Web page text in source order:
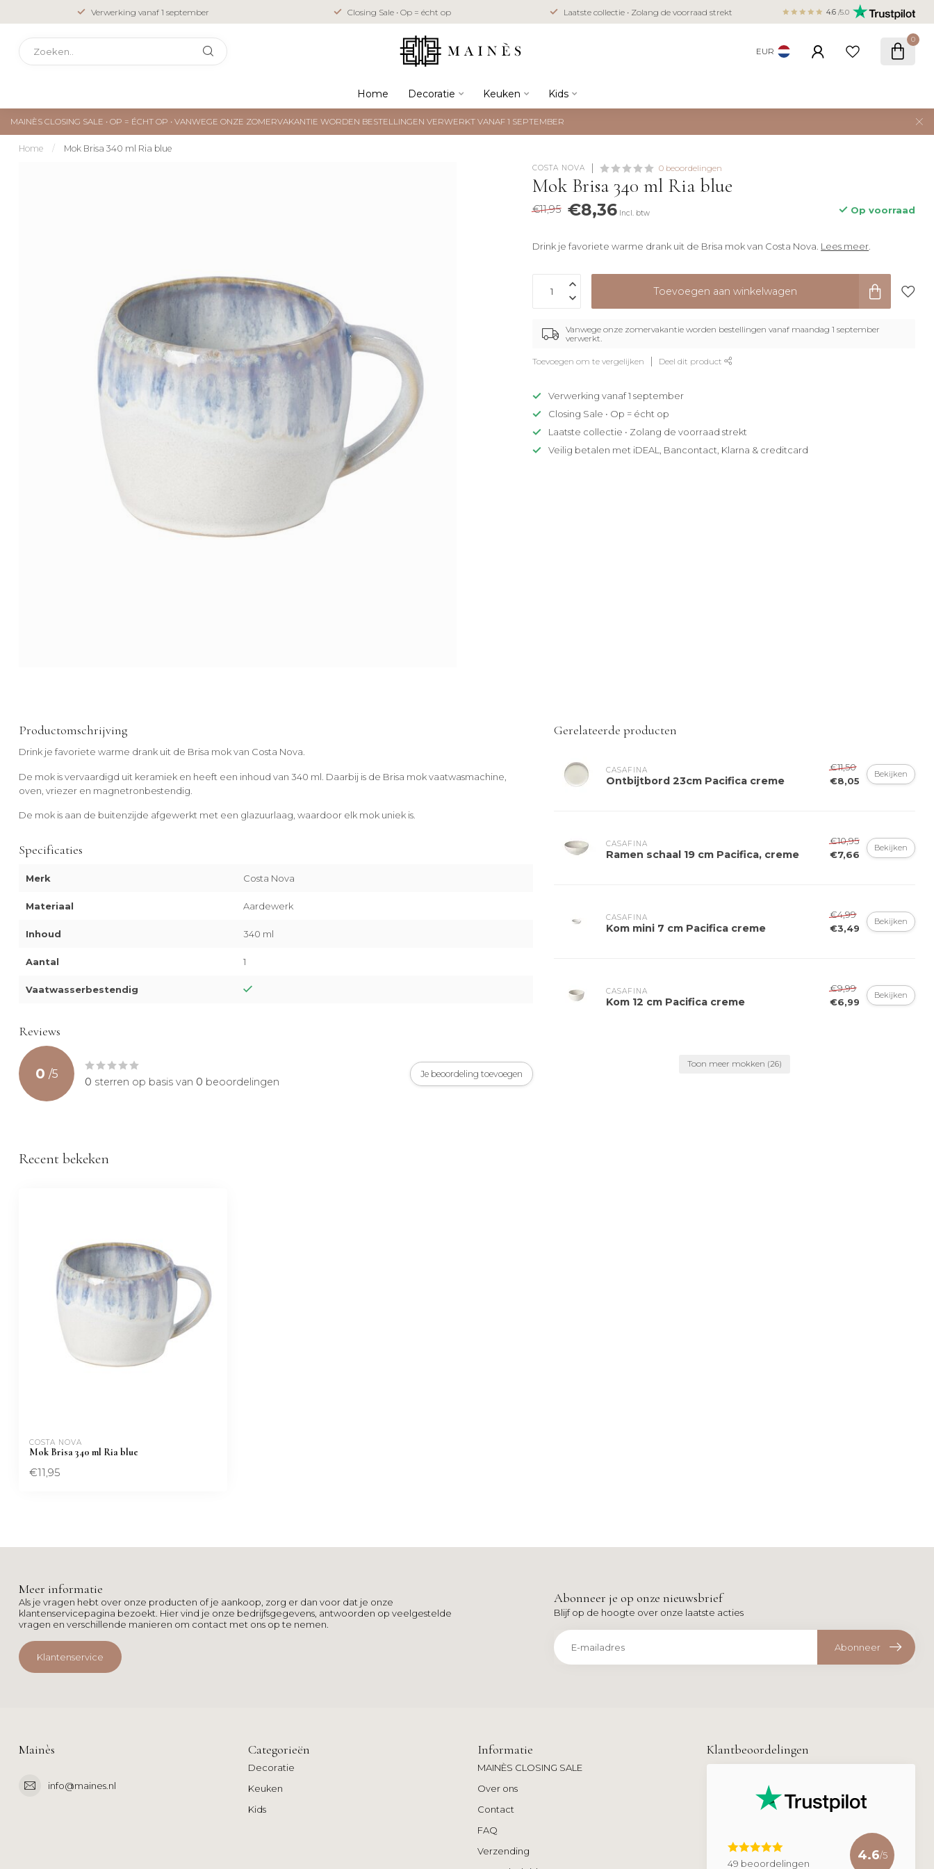
Verwerking vanaf 1 september Closing Sale • Op = écht op Laatste collectie • Zolang de voorraad strekt Veilig betalen met iDEAL, Bancontact,
creditcard 4.6 /5.0
EUR
0
Home Decoratie Keuken Kids
MAINÈS CLOSING SALE • OP = ÉCHT OP • VANWEGE ONZE ZOMERVAKANTIE WORDEN BESTELLINGEN VERWERKT VANAF 1 SEPTEMBER
Home / Mok Brisa 340 ml Ria blue
COSTA NOVA 0 beoordelingen
Mok Brisa 340 ml Ria blue
€11,95 €8,36 Incl. btw Op voorraad
Drink je favoriete warme drank uit de Brisa mok van Costa Nova. Lees meer
Toevoegen aan winkelwagen
Vanwege onze zomervakantie worden bestellingen vanaf maandag 1 september
verwerkt.
Toevoegen om te vergelijken Deel dit product
Verwerking vanaf 1 september
Closing Sale • Op = écht op
Laatste collectie • Zolang de voorraad strekt
Veilig betalen met iDEAL, Bancontact, Klarna & creditcard
Productomschrijving
Drink je favoriete warme drank uit de Brisa mok van Costa Nova.
De mok is vervaardigd uit keramiek en heeft een inhoud van 340 ml. Daarbij is de Brisa mok vaatwasmachine,
oven, vriezer en magnetronbestendig.
De mok is aan de buitenzijde afgewerkt met een glazuurlaag, waardoor elk mok uniek is.
Specificaties
Merk Costa Nova
Materiaal Aardewerk
Inhoud 340 ml
Aantal 1
Vaatwasserbestendig
Reviews
0 /5
0 sterren op basis van 0 beoordelingen
Je beoordeling toevoegen
Gerelateerde producten
CASAFINA
Ontbijtbord 23cm Pacifica creme
€11,50
€8,05
Bekijken
CASAFINA
Ramen schaal 19 cm Pacifica, creme
€10,95
€7,66
Bekijken
CASAFINA
Kom mini 7 cm Pacifica creme
€4,99
€3,49
Bekijken
CASAFINA
Kom 12 cm Pacifica creme
€9,99
€6,99
Bekijken
Toon meer mokken (26)
Recent bekeken
COSTA NOVA
Mok Brisa 340 ml Ria blue
€11,95
Meer informatie
Als je vragen hebt over onze producten of je aankoop, zorg er dan voor dat je onze
klantenservicepagina bezoekt. Hier vind je onze bedrijfsgegevens, antwoorden op veelgestelde
vragen en verschillende manieren om contact met ons op te nemen.
Klantenservice
Abonneer je op onze nieuwsbrief
Blijf op de hoogte over onze laatste acties
Abonneer
Mainès
info@maines.nl
Categorieën
Decoratie
Keuken
Kids
Informatie
MAINÈS CLOSING SALE
Over ons
Contact
FAQ
Verzending
Klantbeoordelingen
49 beoordelingen
4.6/5